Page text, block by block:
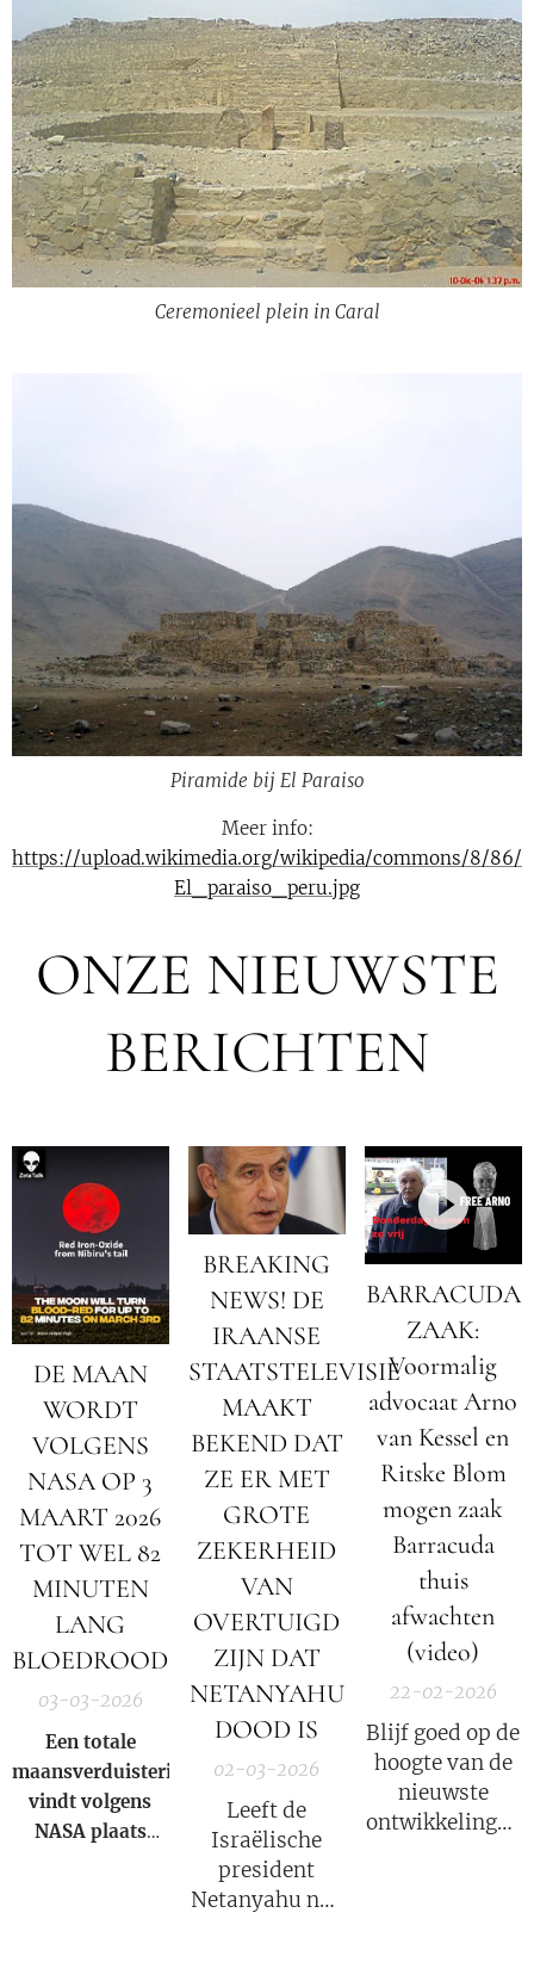
Ceremonieel plein in Caral
Piramide bij El Paraiso
Meer info:
https://upload.wikimedia.org/wikipedia/commons/8/86/
El_paraiso_peru.jpg
ONZE NIEUWSTE
BERICHTEN
DE MAAN
WORDT
VOLGENS
NASA OP 3
MAART 2026
TOT WEL 82
MINUTEN
LANG
BLOEDROOD
03-03-2026
Een totale
maansverduistering
vindt volgens
NASA plaats
BREAKING
NEWS! DE
IRAANSE
STAATSTELEVISIE
MAAKT
BEKEND DAT
ZE ER MET
GROTE
ZEKERHEID
VAN
OVERTUIGD
ZIJN DAT
NETANYAHU
DOOD IS
02-03-2026
Leeft de
Israëlische
president
Netanyahu nog
BARRACUDA
ZAAK:
Voormalig
advocaat Arno
van Kessel en
Ritske Blom
mogen zaak
Barracuda
thuis
afwachten
(video)
22-02-2026
Blijf goed op de
hoogte van de
nieuwste
ontwikkelingen